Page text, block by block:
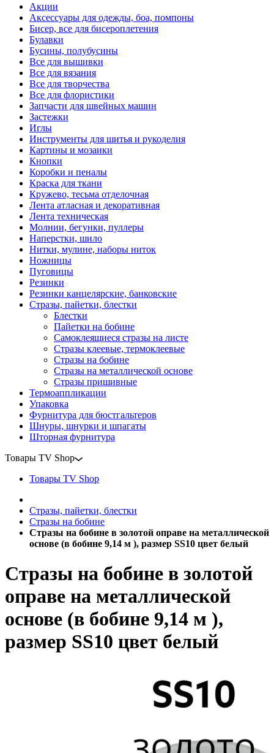
Акции
Аксессуары для одежды, боа, помпоны
Бисер, все для бисероплетения
Булавки
Бусины, полубусины
Все для вышивки
Все для вязания
Все для творчества
Все для флористики
Запчасти для швейных машин
Застежки
Иглы
Инструменты для шитья и рукоделия
Картины и мозаики
Кнопки
Коробки и пеналы
Краска для ткани
Кружево, тесьма отделочная
Лента атласная и декоративная
Лента техническая
Молнии, бегунки, пуллеры
Наперстки, шило
Нитки, мулине, наборы ниток
Ножницы
Пуговицы
Резинки
Резинки канцелярские, банковские
Стразы, пайетки, блестки
Блестки
Пайетки на бобине
Самоклеящиеся стразы на листе
Стразы клеевые, термоклеевые
Стразы на бобине
Стразы на металлической основе
Стразы пришивные
Термоаппликации
Упаковка
Фурнитура для бюстгальтеров
Шнуры, шнурки и шпагаты
Шторная фурнитура
Товары TV Shop
Товары TV Shop
Стразы, пайетки, блестки
Стразы на бобине
Стразы на бобине в золотой оправе на металлической
основе (в бобине 9,14 м ), размер SS10 цвет белый
Стразы на бобине в золотой
оправе на металлической
основе (в бобине 9,14 м ),
размер SS10 цвет белый